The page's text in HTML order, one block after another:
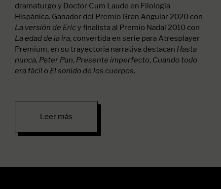
dramaturgo y Doctor Cum Laude en Filología
Hispánica. Ganador del Premio Gran Angular 2020 con
La versión de Ericy finalista al Premio Nadal 2010 con
La edad de la ira, convertida en serie para Atresplayer
Premium, en su trayectoria narrativa destacan Hasta
nunca, Peter Pan, Presente imperfecto, Cuando todo
era fácil o El sonido de los cuerpos.
Leer más